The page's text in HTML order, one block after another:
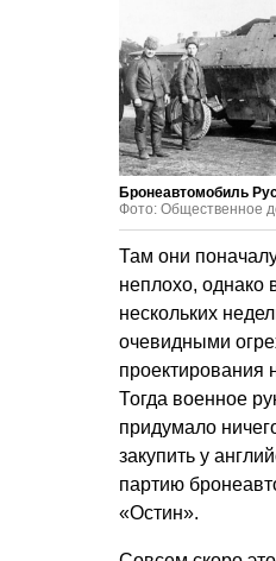
Бронеавтомобиль
Фото: Общественное
Там они
неплохо, однако
нескольких
очевидными
Тогда военное
придумало
закупить у
партию
«Остин».